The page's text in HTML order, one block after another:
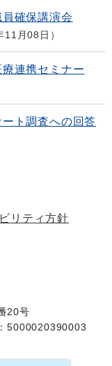
確保講演会
11月08日
連携セミナー
ト調査への回答
リティ方針
20号
5000020390003